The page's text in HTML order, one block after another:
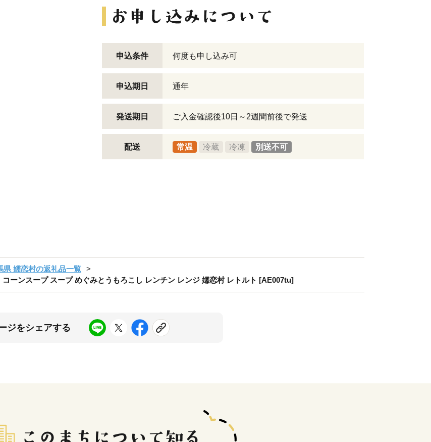
申込条件 何度も申し込み可
申込期日 通年
発送期日 ご入金確認後10日～2週間前後で発送
配送 常温 冷蔵 冷凍 別送不可
県 嬬恋村の返礼品一覧
ーンスープ スープ めぐみとうもろこし レンチン レンジ 嬬恋村 レトルト [AE007tu]
ジをシェアする